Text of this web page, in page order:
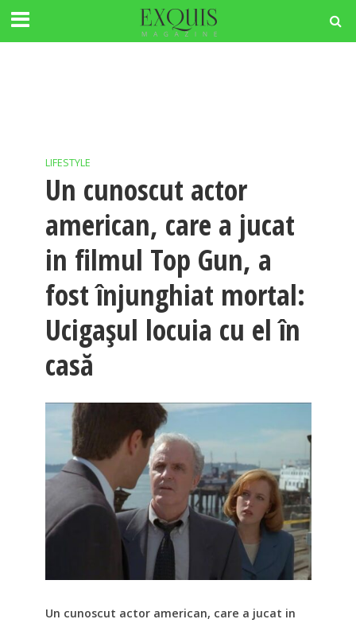
LIFESTYLE
Un cunoscut actor
american, care a jucat
in filmul Top Gun, a
fost înjunghiat mortal:
Ucigașul locuia cu el în
casă
Un cunoscut actor american, care a jucat in